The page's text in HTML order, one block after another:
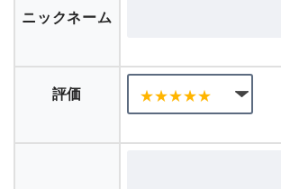
ニックネーム
評価